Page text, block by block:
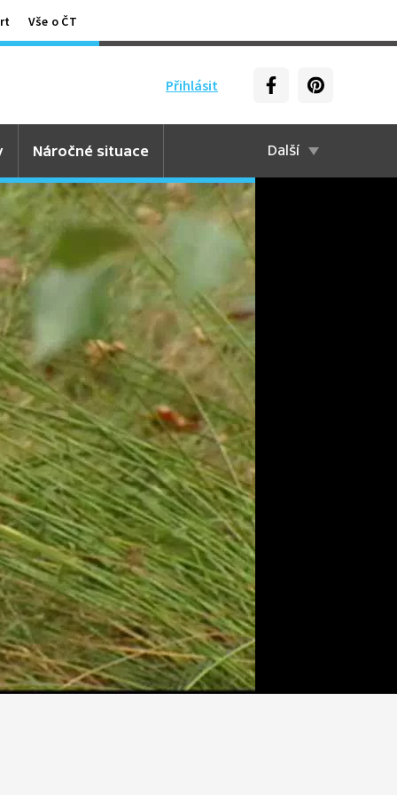
Vše o ČT
Přihlásit
Náročné situace Další